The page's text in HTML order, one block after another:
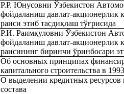
Р.Р. Юнусовни Ўзбекистон
фойдаланиш давлат-акционерлик
раиси этиб тасдиқлаш тўғрисида
Р.И. Раимқуловни Ўзбекистон
фойдаланиш давлат-акционерлик
раисининг биринчи ўринбосари
Об основных принципах
капитального строительства в
О выделении кредитных
состава